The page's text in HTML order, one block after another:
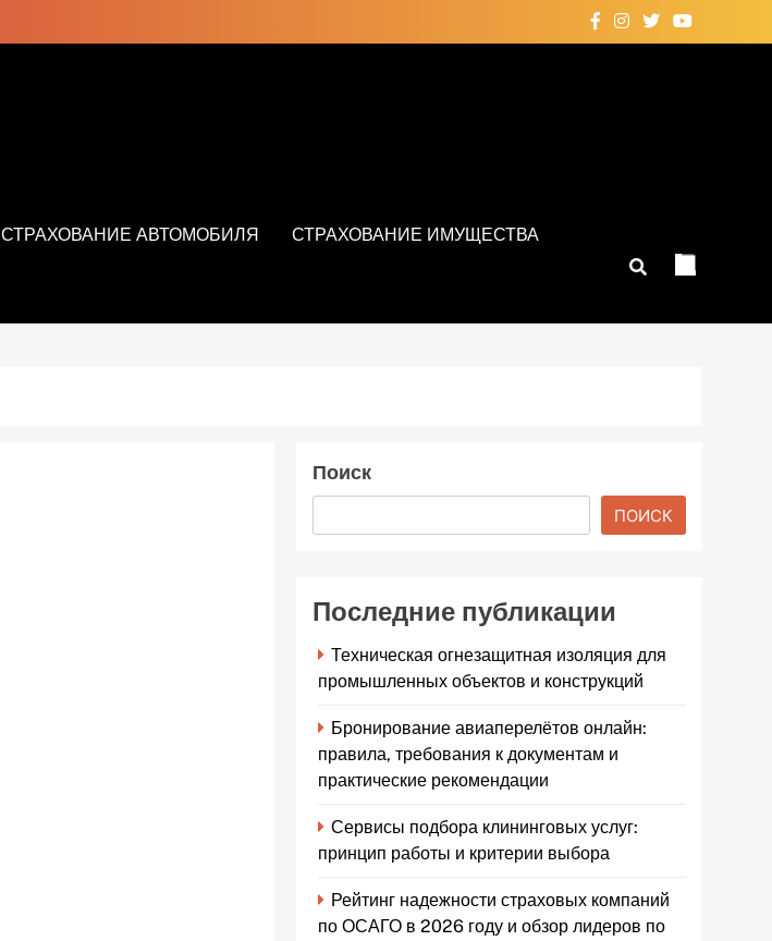
СТРАХОВАНИЕ АВТОМОБИЛЯ СТРАХОВАНИЕ ИМУЩЕСТВА
Поиск
ПОИСК
Последние публикации
Техническая огнезащитная изоляция для
промышленных объектов и конструкций
Бронирование авиаперелётов онлайн:
правила, требования к документам и
практические рекомендации
Сервисы подбора клининговых услуг:
принцип работы и критерии выбора
Рейтинг надежности страховых компаний
по ОСАГО в 2026 году и обзор лидеров по